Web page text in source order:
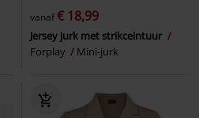
vanaf€ 18,99
Jersey jurk met strikceintuur
Forplay
Mini-jurk